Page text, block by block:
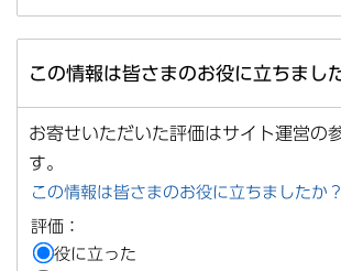
この情報は皆さまのお役に立ちまし
お寄せいただいた評価はサイト運営の
す。
この情報は皆さまのお役に立ちましたか？
評価：
役に立った